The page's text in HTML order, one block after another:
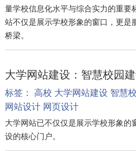
量学校信息化水平与综合实力的重要
站不仅是展示学校形象的窗口，更是
桥梁。
大学网站建设：智慧校园
标签： 高校 大学网站建设 智慧
网站设计 网页设计
大学网站已不仅仅是展示学校形象的
设的核心门户。